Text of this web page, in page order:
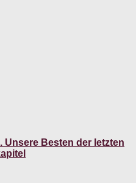
Besten der letzten